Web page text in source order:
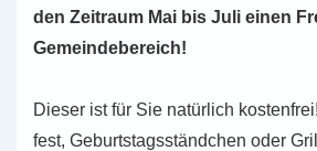
den Zeit­raum Mai bis Juli einen
Gemeindebereich!
Dieser ist für Sie natür­lich
fest, Geburts­tags­ständ­chen oder